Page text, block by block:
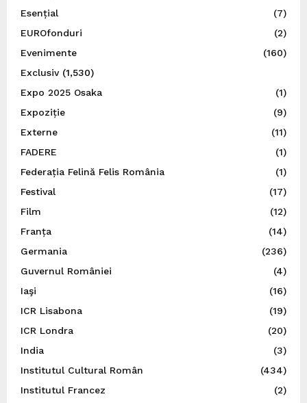
Esențial
(7)
EUROfonduri
(2)
Evenimente
(160)
Exclusiv(1,530)
Expo 2025 Osaka
(1)
Expoziție
(9)
Externe
(11)
FADERE
(1)
Federația Felină Felis România
(1)
Festival
(17)
Film
(12)
Franța
(14)
Germania
(236)
Guvernul României
(4)
Iaşi
(16)
ICR Lisabona
(19)
ICR Londra
(20)
India
(3)
Institutul Cultural Român
(434)
Institutul Francez
(2)